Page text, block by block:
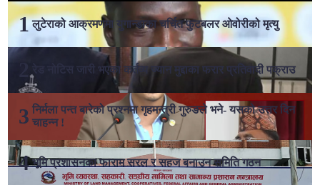
लुटेराको आक्रमणमा युगान्डाका चर्चित फुटबलर ओवोरीको मृत्यु
रेड नोटिस जारी भएका कर्तव्य ज्यान मुद्दाका फरार प्रतिवादी पक्राउ
निर्मला पन्त बारेको प्रश्नमा गृहमन्त्री गुरुङले भने- यसको उत्तर दिन
चाहन्न !
भूमि प्रशासनका फाराम सरल र सहज बनाउन समिति गठन